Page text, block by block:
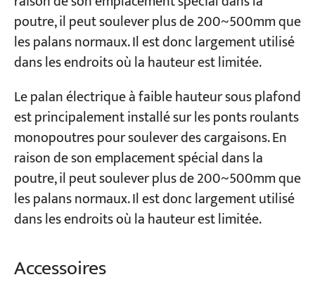
poutre, il peut soulever plus de 200~500mm que
les palans normaux. Il est donc largement utilisé
dans les endroits où la hauteur est limitée.
Le palan électrique à faible hauteur sous plafond
est principalement installé sur les ponts roulants
monopoutres pour soulever des cargaisons. En
raison de son emplacement spécial dans la
poutre, il peut soulever plus de 200~500mm que
les palans normaux. Il est donc largement utilisé
dans les endroits où la hauteur est limitée.
Accessoires